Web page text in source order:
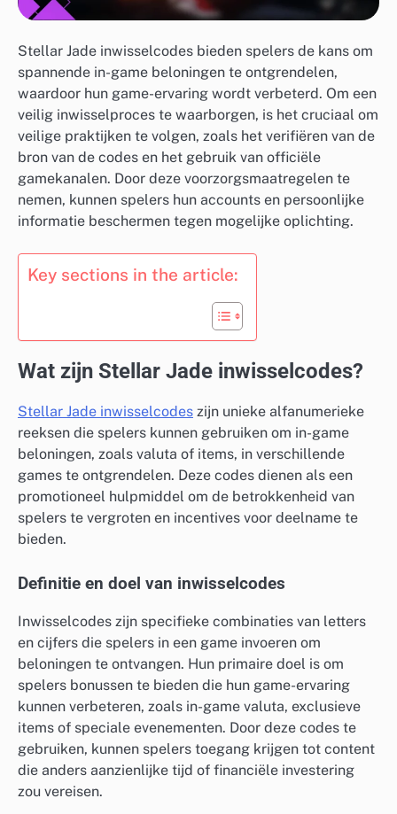
Stellar Jade inwisselcodes bieden spelers de kans om
spannende in-game beloningen te ontgrendelen,
waardoor hun game-ervaring wordt verbeterd. Om een
veilig inwisselproces te waarborgen, is het cruciaal om
veilige praktijken te volgen, zoals het verifiëren van de
bron van de codes en het gebruik van officiële
gamekanalen. Door deze voorzorgsmaatregelen te
nemen, kunnen spelers hun accounts en persoonlijke
informatie beschermen tegen mogelijke oplichting.
Key sections in the article:
Wat zijn Stellar Jade inwisselcodes?
Stellar Jade inwisselcodes zijn unieke alfanumerieke
reeksen die spelers kunnen gebruiken om in-game
beloningen, zoals valuta of items, in verschillende
games te ontgrendelen. Deze codes dienen als een
promotioneel hulpmiddel om de betrokkenheid van
spelers te vergroten en incentives voor deelname te
bieden.
Definitie en doel van inwisselcodes
Inwisselcodes zijn specifieke combinaties van letters
en cijfers die spelers in een game invoeren om
beloningen te ontvangen. Hun primaire doel is om
spelers bonussen te bieden die hun game-ervaring
kunnen verbeteren, zoals in-game valuta, exclusieve
items of speciale evenementen. Door deze codes te
gebruiken, kunnen spelers toegang krijgen tot content
die anders aanzienlijke tijd of financiële investering
zou vereisen.